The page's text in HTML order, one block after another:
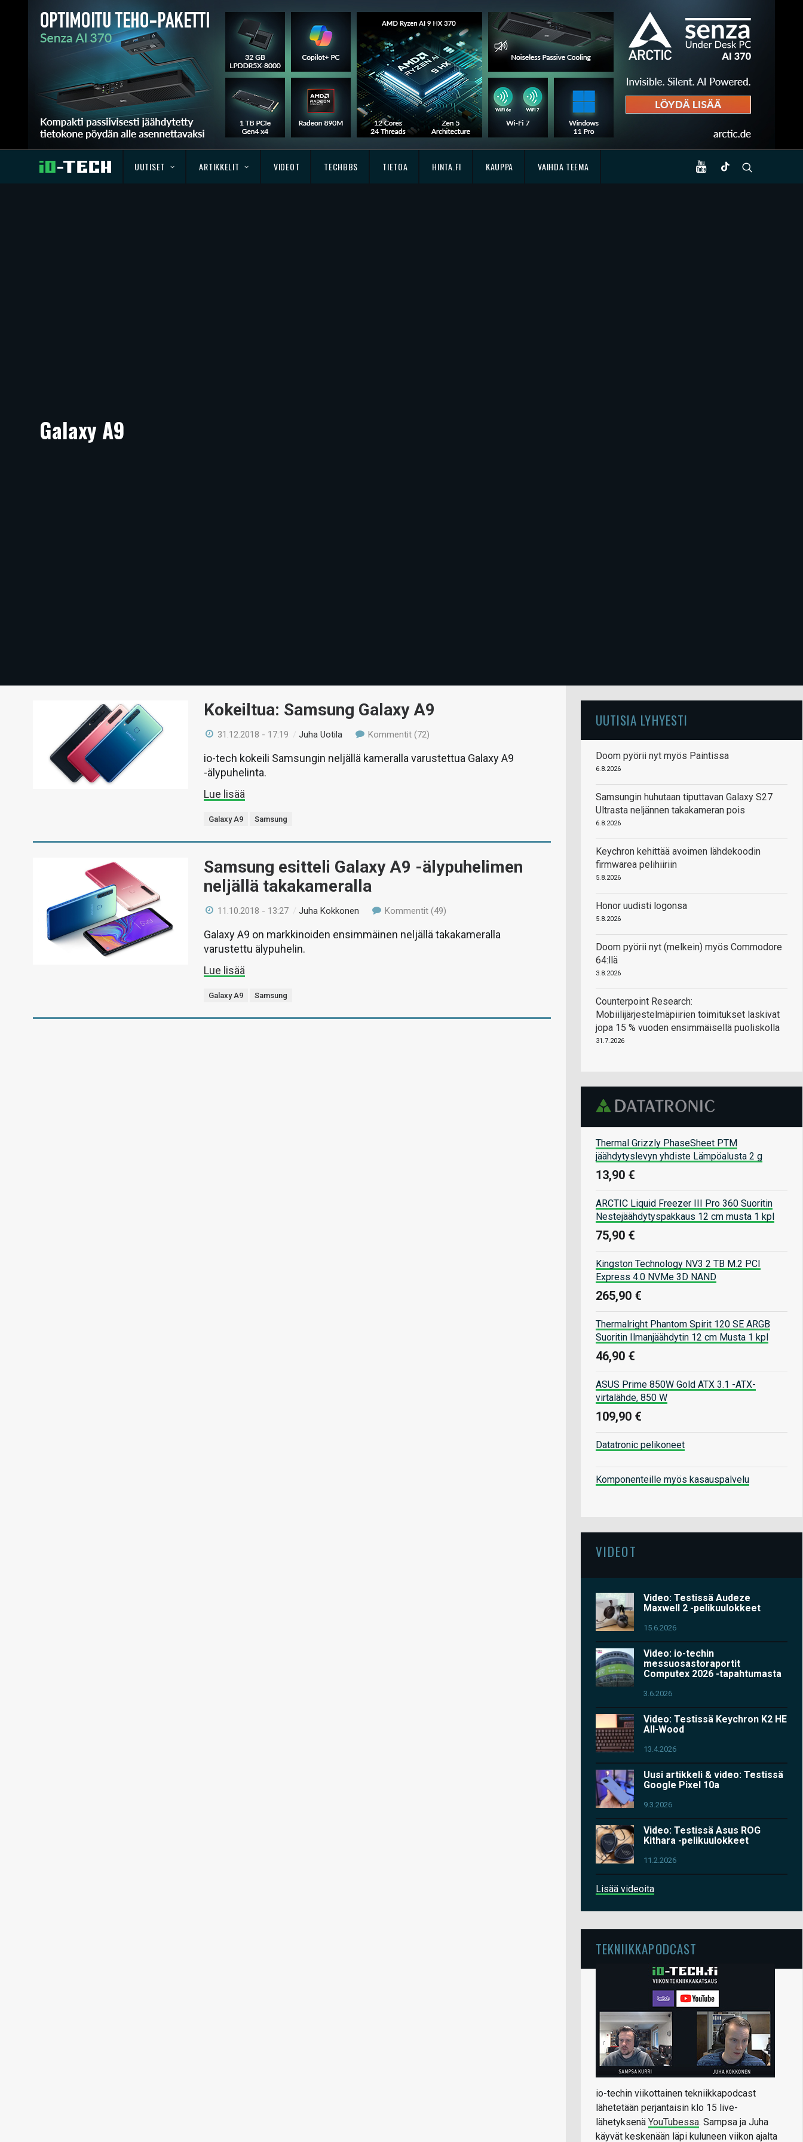
UUTISET ARTIKKELIT VIDEOT TECHBBS TIETOA HINTA.FI KAUPPA VAIHDA TEEMA
Galaxy A9
Kokeiltua: Samsung Galaxy A9
31.12.2018 - 17:19 /Juha Uotila Kommentit (72)
io-tech kokeili Samsungin neljällä kameralla varustettua Galaxy A9
-älypuhelinta.
Lue lisää
Galaxy A9 Samsung
Samsung esitteli Galaxy A9 -älypuhelimen
neljällä takakameralla
11.10.2018 - 13:27 /Juha Kokkonen Kommentit (49)
Galaxy A9 on markkinoiden ensimmäinen neljällä takakameralla
varustettu älypuhelin.
Lue lisää
Galaxy A9 Samsung
UUTISIA LYHYESTI
Doom pyörii nyt myös Paintissa
6.8.2026
Samsungin huhutaan tiputtavan Galaxy S27
Ultrasta neljännen takakameran pois
6.8.2026
Keychron kehittää avoimen lähdekoodin
firmwarea pelihiiriin
5.8.2026
Honor uudisti logonsa
5.8.2026
Doom pyörii nyt (melkein) myös Commodore
64:llä
3.8.2026
Counterpoint Research:
Mobiilijärjestelmäpiirien toimitukset laskivat
jopa 15 % vuoden ensimmäisellä puoliskolla
31.7.2026
Thermal Grizzly PhaseSheet PTM
jäähdytyslevyn yhdiste Lämpöalusta 2 g
13,90 €
ARCTIC Liquid Freezer III Pro 360 Suoritin
Nestejäähdytyspakkaus 12 cm musta 1 kpl
75,90 €
Kingston Technology NV3 2 TB M.2 PCI
Express 4.0 NVMe 3D NAND
265,90 €
Thermalright Phantom Spirit 120 SE ARGB
Suoritin Ilmanjäähdytin 12 cm Musta 1 kpl
46,90 €
ASUS Prime 850W Gold ATX 3.1 -ATX-
virtalähde, 850 W
109,90 €
Datatronic pelikoneet
Komponenteille myös kasauspalvelu
VIDEOT
Video: Testissä Audeze
Maxwell 2 -pelikuulokkeet
15.6.2026
Video: io-techin
messuosastoraportit
Computex 2026 -tapahtumasta
3.6.2026
Video: Testissä Keychron K2 HE
All-Wood
13.4.2026
Uusi artikkeli & video: Testissä
Google Pixel 10a
9.3.2026
Video: Testissä Asus ROG
Kithara -pelikuulokkeet
11.2.2026
Lisää videoita
TEKNIIKKAPODCAST
io-techin viikottainen tekniikkapodcast
lähetetään perjantaisin klo 15 live-
lähetyksenä YouTubessa. Sampsa ja Juha
käyvät keskenään läpi kuluneen viikon ajalta